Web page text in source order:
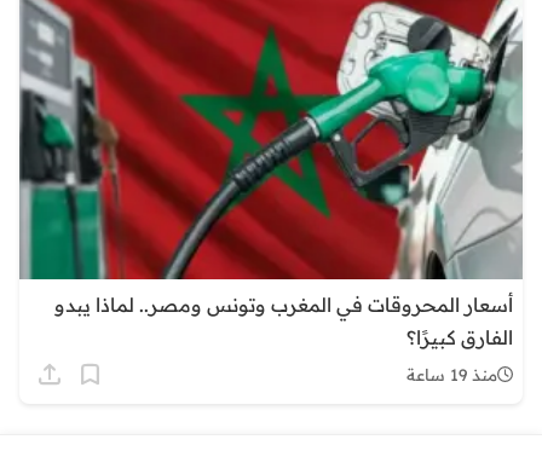
أسعار المحروقات في المغرب وتونس ومصر.. لماذا يبدو
الفارق كبيرًا؟
منذ 19 ساعة